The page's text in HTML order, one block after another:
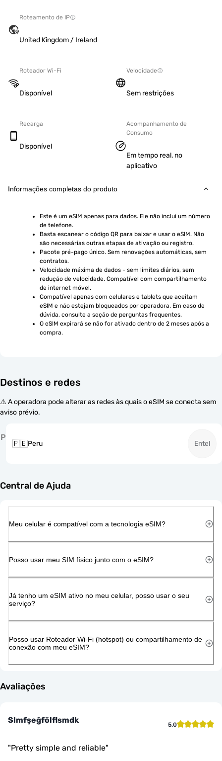
Roteamento de IP
United Kingdom / Ireland
Roteador Wi-Fi
Disponível
Velocidade
Sem restrições
Recarga
Disponível
Acompanhamento de
Consumo
Em tempo real, no
aplicativo
Informações completas do produto
Este é um eSIM apenas para dados. Ele não inclui um número
de telefone.
Basta escanear o código QR para baixar e usar o eSIM. Não
são necessárias outras etapas de ativação ou registro.
Pacote pré-pago único. Sem renovações automáticas, sem
contratos.
Velocidade máxima de dados - sem limites diários, sem
redução de velocidade. Compatível com compartilhamento
de internet móvel.
Compatível apenas com celulares e tablets que aceitam
eSIM e não estejam bloqueados por operadora. Em caso de
dúvida, consulte a seção de perguntas frequentes.
O eSIM expirará se não for ativado dentro de 2 meses após a
compra.
Destinos e redes
⚠️ A operadora pode alterar as redes às quais o eSIM se conecta sem
aviso prévio.
P
🇵🇪Peru Entel
Central de Ajuda
Meu celular é compatível com a tecnologia eSIM?
Posso usar meu SIM físico junto com o eSIM?
Já tenho um eSIM ativo no meu celular, posso usar o seu
serviço?
Posso usar Roteador Wi-Fi (hotspot) ou compartilhamento de
conexão com meu eSIM?
Avaliações
Slmfşeğfölflsmdk 5.0
"Pretty simple and reliable"